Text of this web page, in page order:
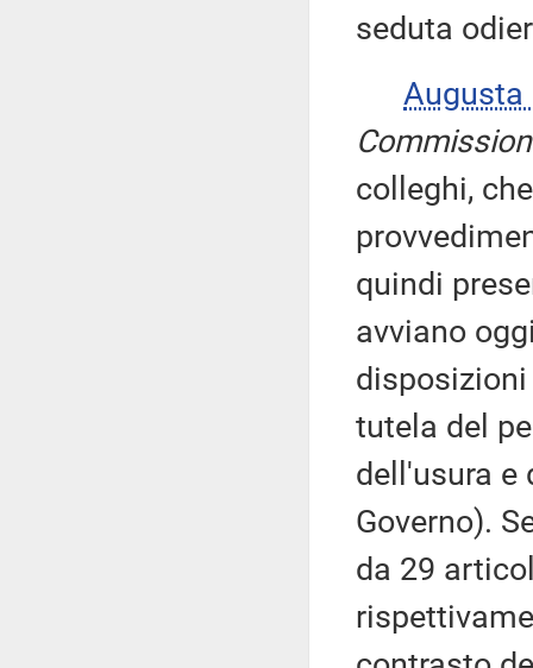
seduta
Augusta
colleghi,
quindi
avviano
tutela del
dell'usura e
Governo).
da 29